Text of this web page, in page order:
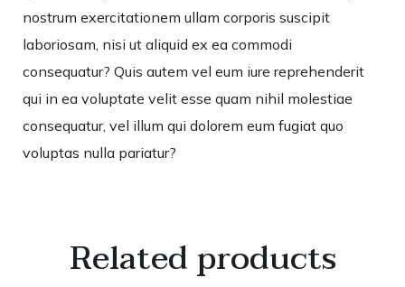
nostrum exercitationem ullam corporis suscipit
laboriosam, nisi ut aliquid ex ea commodi
consequatur? Quis autem vel eum iure reprehenderit
qui in ea voluptate velit esse quam nihil molestiae
consequatur, vel illum qui dolorem eum fugiat quo
voluptas nulla pariatur?
Related products